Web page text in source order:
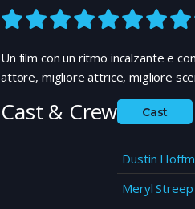
Un film con un ritmo incalzante e
attore, migliore attrice, migliore
Cast & Crew Cast
Dustin
Meryl Streep